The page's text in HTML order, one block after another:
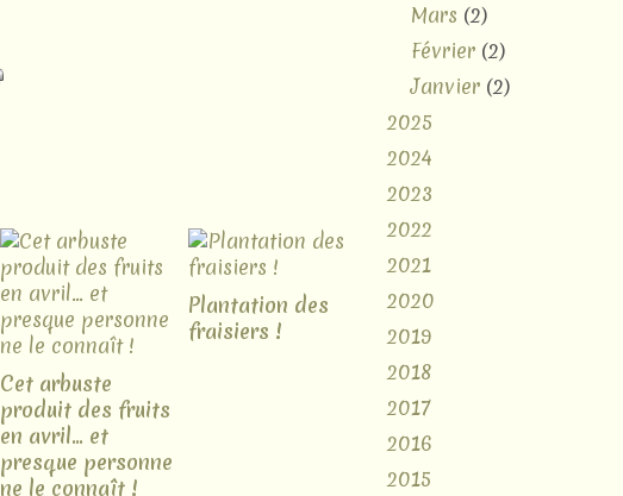
Cet arbuste
produit des fruits
en avril... et
presque personne
ne le connaît !
Plantation des
fraisiers !
Mars (2)
Février (2)
Janvier (2)
2025
2024
2023
2022
2021
2020
2019
2018
2017
2016
2015